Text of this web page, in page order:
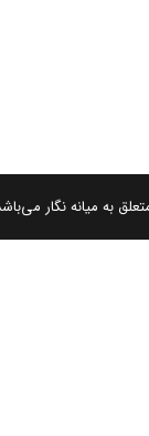
به میانه نگار